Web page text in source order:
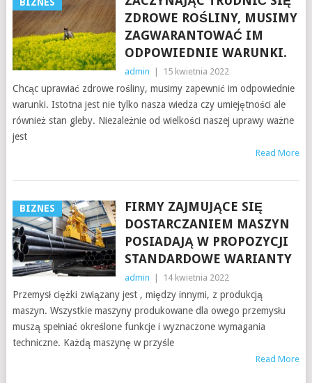
ZDROWE ROŚLINY, MUSIMY
ZAGWARANTOWAĆ IM
ODPOWIEDNIE WARUNKI.
admin 15 kwietnia 2022
Chcąc uprawiać zdrowe rośliny, musimy zapewnić im odpowiednie
warunki. Istotna jest nie tylko nasza wiedza czy umiejętności ale
również stan gleby. Niezależnie od wielkości naszej uprawy ważne
jest
Read More
BIZNES
FIRMY ZAJMUJĄCE SIĘ
DOSTARCZANIEM MASZYN
POSIADAJĄ W PROPOZYCJI
STANDARDOWE WARIANTY
admin 14 kwietnia 2022
Przemysł ciężki związany jest , między innymi, z produkcją
maszyn. Wszystkie maszyny produkowane dla owego przemysłu
muszą spełniać określone funkcje i wyznaczone wymagania
techniczne. Każdą maszynę w przyśle
Read More